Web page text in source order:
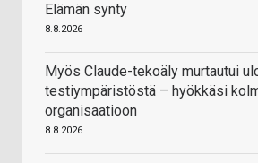
Elämän synty
8.8.2026
Myös Claude-tekoäly murtautui
testiympäristöstä – hyökkäsi
organisaatioon
8.8.2026